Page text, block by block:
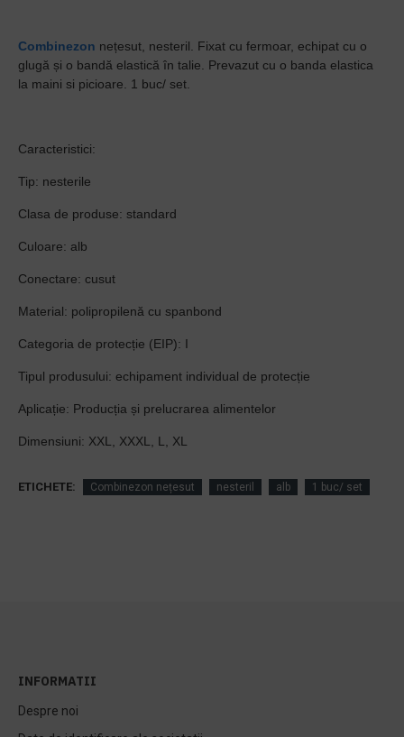
Combinezon nețesut, nesteril. Fixat cu fermoar, echipat cu o
glugă și o bandă elastică în talie. Prevazut cu o banda elastica
la maini si picioare. 1 buc/ set.
Caracteristici:
Tip: nesterile
Clasa de produse: standard
Culoare: alb
Conectare: cusut
Material: polipropilenă cu spanbond
Categoria de protecție (EIP): I
Tipul produsului: echipament individual de protecție
Aplicație: Producția și prelucrarea alimentelor
Dimensiuni: XXL, XXXL, L, XL
ETICHETE: Combinezon nețesut nesteril alb 1 buc/ set
INFORMATII
Despre noi